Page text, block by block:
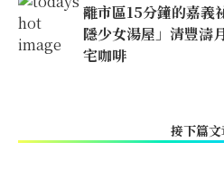
離市區15分鐘的嘉義
隱少女湯屋」清豐濤
宅咖啡
接下篇